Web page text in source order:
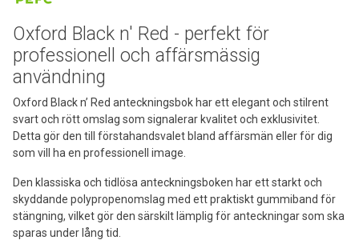
Oxford Black n' Red - perfekt för
professionell och affärsmässig
användning
Oxford Black n’ Red anteckningsbok har ett elegant och stilrent
svart och rött omslag som signalerar kvalitet och exklusivitet.
Detta gör den till förstahandsvalet bland affärsmän eller för dig
som vill ha en professionell image.
Den klassiska och tidlösa anteckningsboken har ett starkt och
skyddande polypropenomslag med ett praktiskt gummiband för
stängning, vilket gör den särskilt lämplig för anteckningar som ska
sparas under lång tid.